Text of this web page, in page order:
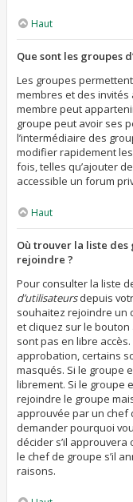
Haut
Que sont les groupes
Les groupes
membres et des
membre peut
groupe peut avoir ses
l’intermédiaire des
modifier rapidement
fois, telles qu’ajouter
accessible un forum
Haut
Où trouver la liste des
rejoindre ?
Pour consulter la liste
d’utilisateursdepuis
souhaitez rejoindre un
et cliquez sur le
sont pas en libre
approbation, certains
masqués. Si le groupe
librement. Si le groupe
rejoindre le groupe
approuvée par un chef
demander pourquoi
décider s’il approuvera
le chef de groupe s’il
raisons.